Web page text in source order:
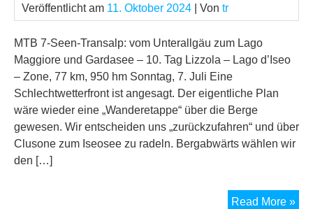
und
Veröffentlicht am 11. Oktober 2024 | Von tr
MTB 7-Seen-Transalp: vom Unterallgäu zum Lago
Maggiore und Gardasee – 10. Tag Lizzola – Lago d’Iseo
– Zone, 77 km, 950 hm Sonntag, 7. Juli Eine
Schlechtwetterfront ist angesagt. Der eigentliche Plan
wäre wieder eine „Wanderetappe“ über die Berge
gewesen. Wir entscheiden uns „zurückzufahren“ und über
Clusone zum Iseosee zu radeln. Bergabwärts wählen wir
den […]
Read More »